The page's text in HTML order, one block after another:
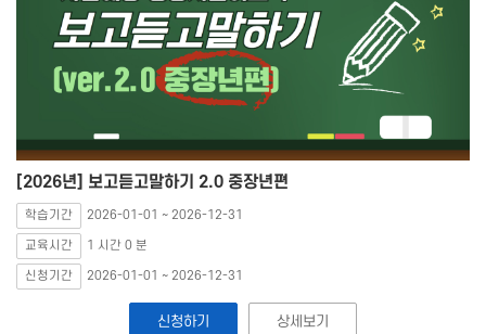
[2026년] 보고듣고말하기 2.0 중장년편
학습기간 2026-01-01 ~ 2026-12-31
교육시간 1 시간 0 분
신청기간 2026-01-01 ~ 2026-12-31
신청하기 상세보기